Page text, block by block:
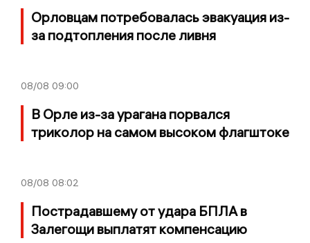
Орловцам потребовалась эвакуация из-
за подтопления после ливня
08/08 09:00
В Орле из-за урагана порвался
триколор на самом высоком флагштоке
08/08 08:02
Пострадавшему от удара БПЛА в
Залегощи выплатят компенсацию